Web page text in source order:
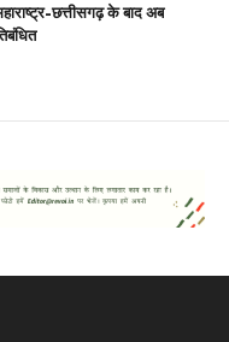
छत्तीसगढ़ के बाद अब